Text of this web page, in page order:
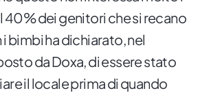
40% dei genitori che si recano
bimbi ha dichiarato, nel
da Doxa, di essere stato
il locale prima di quando